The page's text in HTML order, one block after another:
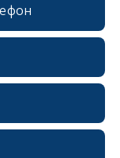
erid: 2SDnjcrDNw6